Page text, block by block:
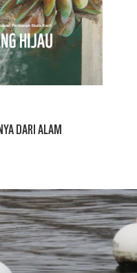
DARI ALAM